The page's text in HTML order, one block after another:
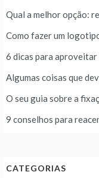
Qual a melhor opção:
Como fazer um
6 dicas para
Algumas coisas que
O seu guia sobre a
9 conselhos para
CATEGORIAS